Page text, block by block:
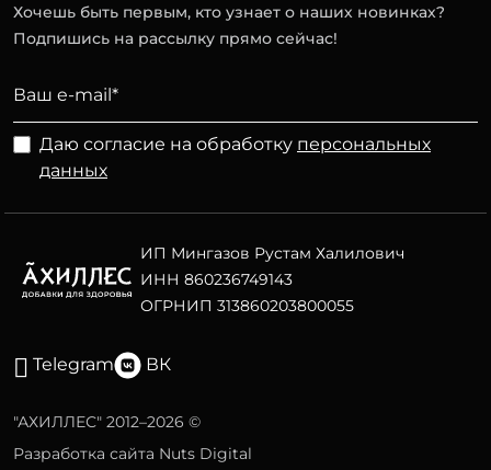
Хочешь быть первым, кто узнает о наших новинках?
Подпишись на рассылку прямо сейчас!
Даю согласие на обработку персональных
данных
ИП Мингазов Рустам Халилович
ИНН 860236749143
ОГРНИП 313860203800055
Telegram ВК
"АХИЛЛЕС" 2012–2026 ©
Разработка сайта Nuts Digital